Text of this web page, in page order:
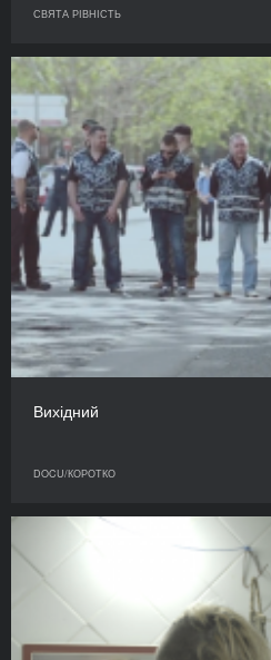
СВЯТА РІВНІСТЬ
Вихідний
DOCU/КОРОТКО